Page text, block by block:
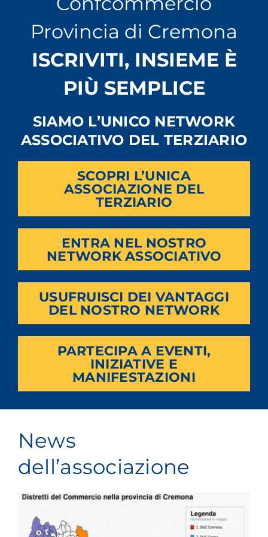
Provincia di Cremona
ISCRIVITI, INSIEME È
PIÙ SEMPLICE
SIAMO L’UNICO NETWORK
ASSOCIATIVO DEL TERZIARIO
SCOPRI L’UNICA
ASSOCIAZIONE DEL
TERZIARIO
ENTRA NEL NOSTRO
NETWORK ASSOCIATIVO
USUFRUISCI DEI VANTAGGI
DEL NOSTRO NETWORK
PARTECIPA A EVENTI,
INIZIATIVE E
MANIFESTAZIONI
News
dell’associazione